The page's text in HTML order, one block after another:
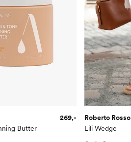
Butter
269,-
Roberto Rosso
Lili Wedge